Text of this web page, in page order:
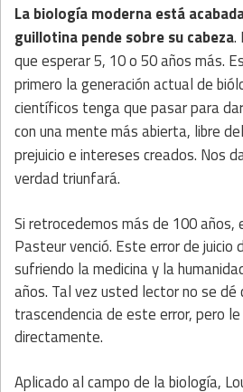
La biología moderna está
guillotina pende sobre su cabeza.
que esperar 5, 10 o 50 años más.
primero la generación actual de
científicos tenga que pasar para
con una mente más abierta, libre
prejuicio e intereses creados. Nos
verdad triunfará.
Si retrocedemos más de 100 años,
Pasteur venció. Este error de juicio
sufriendo la medicina y la
años. Tal vez usted lector no se dé
trascendencia de este error, pero
directamente.
Aplicado al campo de la biología,